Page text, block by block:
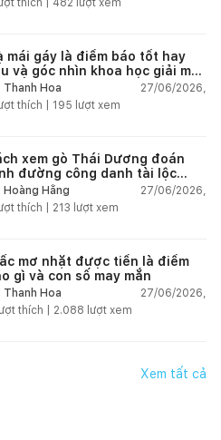
thích | 482 lượt xem
mái gáy là điềm báo tốt hay
và góc nhìn khoa học giải mã
tiết
Thanh Hoa
27/06/2026,
thích | 195 lượt xem
xem gò Thái Dương đoán
đường công danh tài lộc
nhân tướng học
Hoàng Hằng
27/06/2026,
thích | 213 lượt xem
mơ nhặt được tiền là điềm
gì và con số may mắn
Thanh Hoa
27/06/2026,
lượt thích | 2.088 lượt xem
Xem tất cả